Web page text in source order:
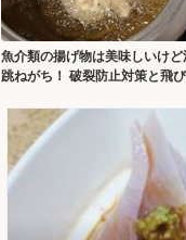
魚介類の揚げ物は美味しいけど
跳ねがち！ 破裂防止対策と飛び